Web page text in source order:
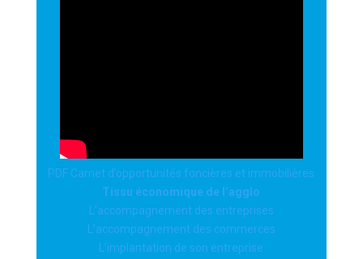
PDF Carnet d’opportunités foncières et immobilières
Tissu économique de l’agglo
L’accompagnement des entreprises
L’accompagnement des commerces
L’implantation de son entreprise